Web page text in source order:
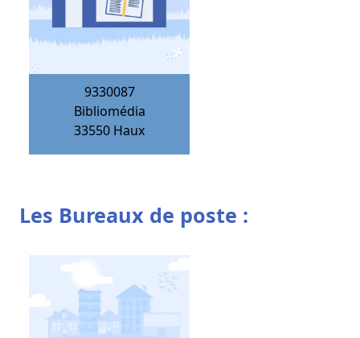
9330087
Bibliomédia
33550 Haux
Les Bureaux de poste :